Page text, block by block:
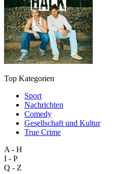
Top Kategorien
Sport
Nachrichten
Comedy
Gesellschaft und Kultur
True Crime
A - H
I - P
Q - Z